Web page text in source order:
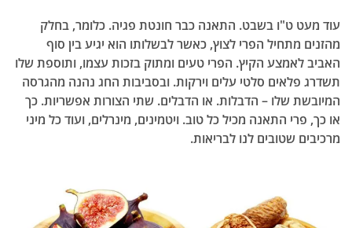
עוד מעט ט"ו בשבט. התאנה כבר חונטת פגיה. כלומר, בחלק
מהזנים מתחיל הפרי לצוץ, כאשר לבשלותו הוא יגיע בין סוף
האביב לאמצע הקיץ. הפרי טעים ומתוק בזכות עצמו, ותוספת שלו
תשדרג פלאים סלטי עלים וירקות. ובסביבות החג נהנה מהגרסה
המיובשת שלו – הדבלות. או הדבלים. שתי הצורות אפשריות. כך
או כך, פרי התאנה מכיל כל טוב. ויטמינים, מינרלים, ועוד כל מיני
מרכיבים שטובים לנו לבריאות.